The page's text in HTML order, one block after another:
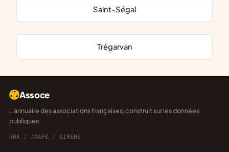
Saint-Ségal
Trégarvan
Assoce
L'annuaire des associations françaises, construit sur les données
publiques.
RNA / JOAFE / SIRENE